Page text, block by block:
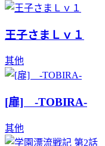
王子さまＬｖ１
其他
[扉] -TOBIRA-
其他